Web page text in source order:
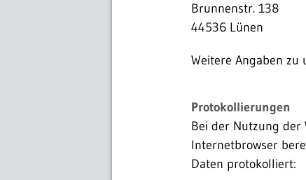
Brunnenstr. 138
44536 Lünen
Weitere Angaben zu
Protokollierungen
Bei der Nutzung der
Internetbrowser
Daten protokolliert: